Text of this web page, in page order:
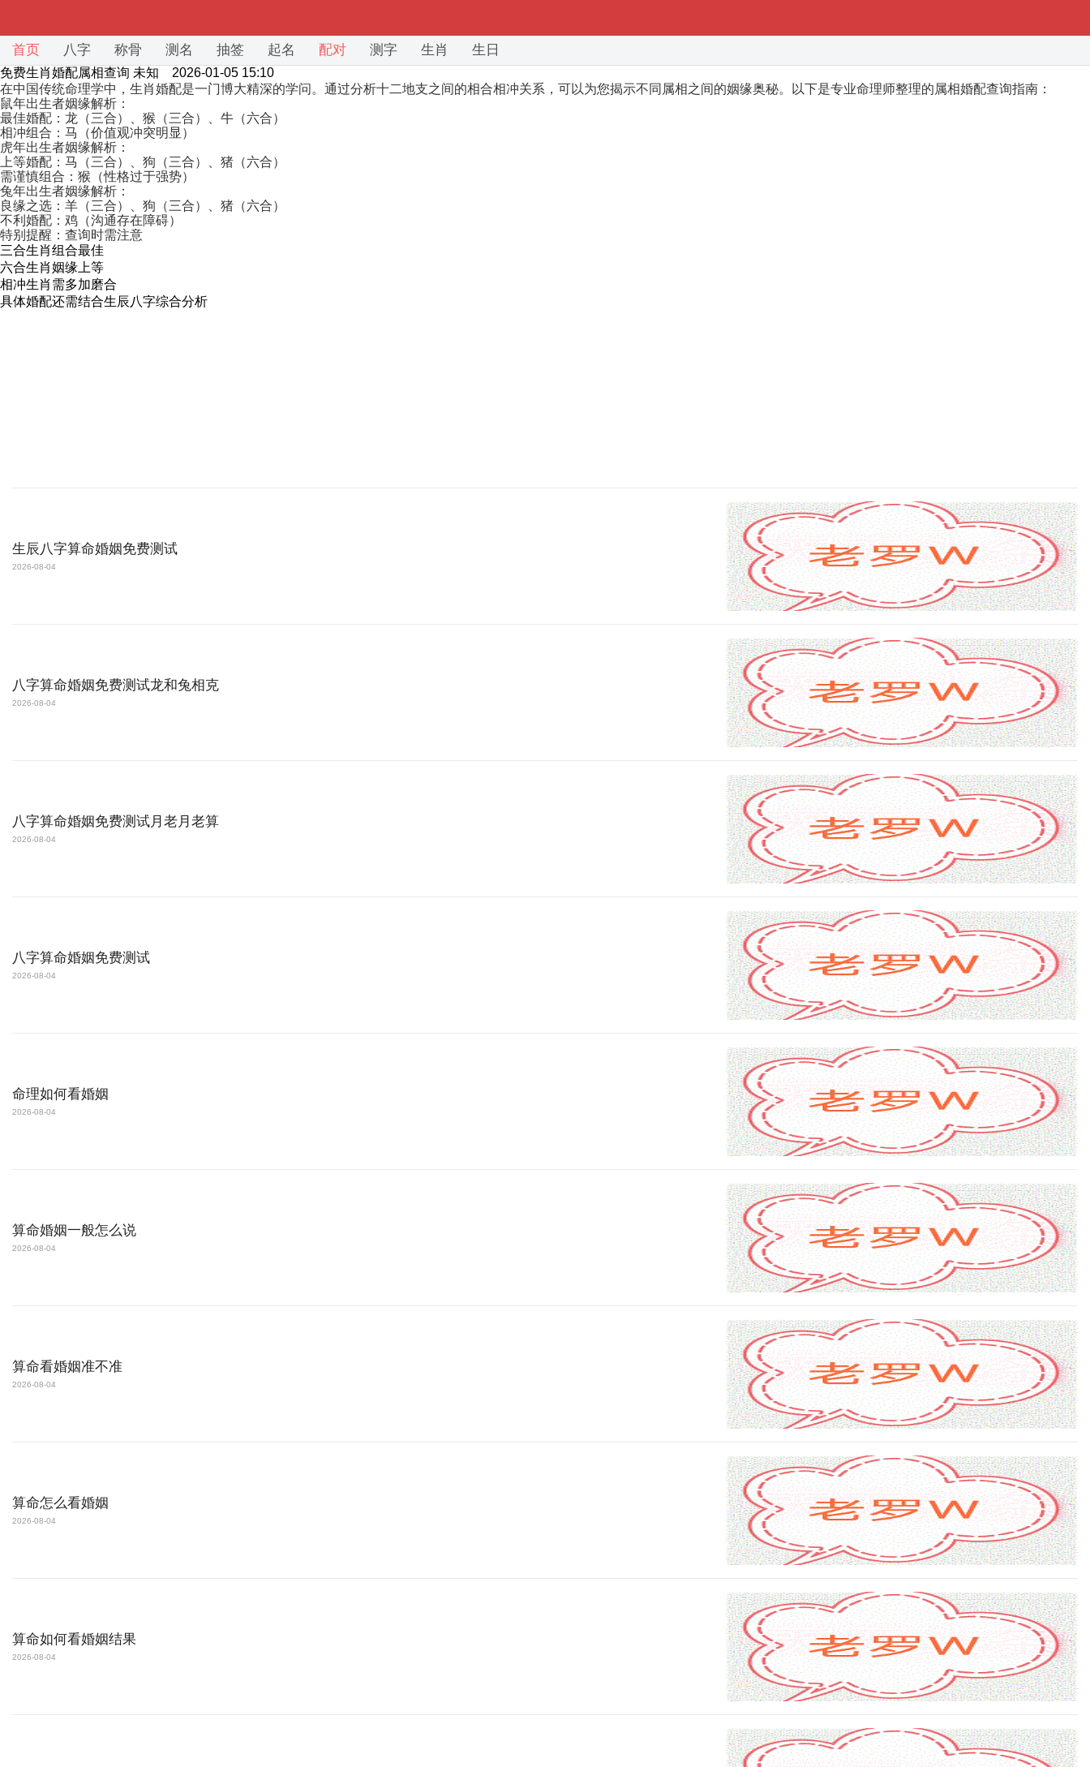
首页 八字 称骨 测名 抽签 起名 配对 测字 生肖 生日
免费生肖婚配属相查询 未知 2026-01-05 15:10
在中国传统命理学中，生肖婚配是一门博大精深的学问。通过分析十二地支之间的相合相冲关系，可以为您揭示不同属相之间的姻缘奥秘。以下是专业命理师整理的属相婚配查询指南：
鼠年出生者姻缘解析：
最佳婚配：龙（三合）、猴（三合）、牛（六合）
相冲组合：马（价值观冲突明显）
虎年出生者姻缘解析：
上等婚配：马（三合）、狗（三合）、猪（六合）
需谨慎组合：猴（性格过于强势）
兔年出生者姻缘解析：
良缘之选：羊（三合）、狗（三合）、猪（六合）
不利婚配：鸡（沟通存在障碍）
特别提醒：查询时需注意
三合生肖组合最佳
六合生肖姻缘上等
相冲生肖需多加磨合
具体婚配还需结合生辰八字综合分析
生辰八字算命婚姻免费测试
2026-08-04
八字算命婚姻免费测试龙和兔相克
2026-08-04
八字算命婚姻免费测试月老月老算
2026-08-04
八字算命婚姻免费测试
2026-08-04
命理如何看婚姻
2026-08-04
算命婚姻一般怎么说
2026-08-04
算命看婚姻准不准
2026-08-04
算命怎么看婚姻
2026-08-04
算命如何看婚姻结果
2026-08-04